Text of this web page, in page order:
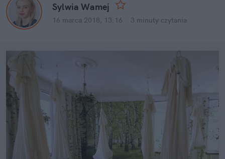
Sylwia Wamej
16 marca 2018, 13:16 3 minuty czytania